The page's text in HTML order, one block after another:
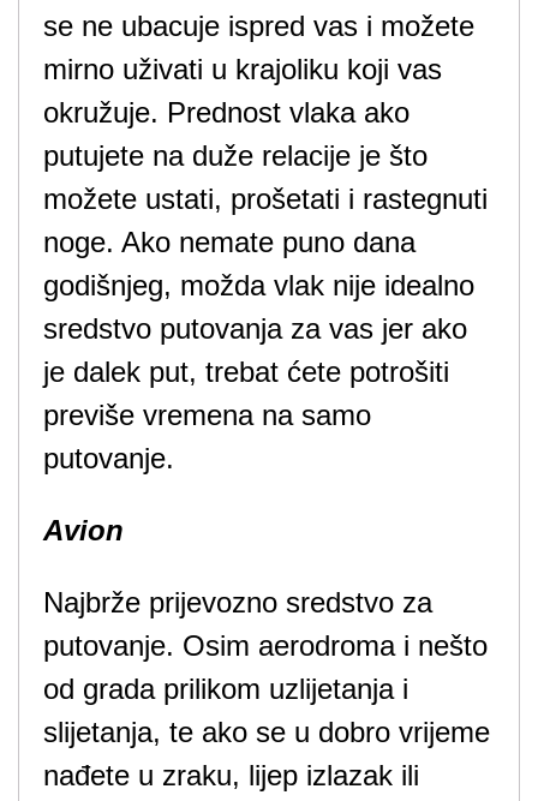
se ne ubacuje ispred vas i možete
mirno uživati u krajoliku koji vas
okružuje. Prednost vlaka ako
putujete na duže relacije je što
možete ustati, prošetati i rastegnuti
noge. Ako nemate puno dana
godišnjeg, možda vlak nije idealno
sredstvo putovanja za vas jer ako
je dalek put, trebat ćete potrošiti
previše vremena na samo
putovanje.
Avion
Najbrže prijevozno sredstvo za
putovanje. Osim aerodroma i nešto
od grada prilikom uzlijetanja i
slijetanja, te ako se u dobro vrijeme
nađete u zraku, lijep izlazak ili